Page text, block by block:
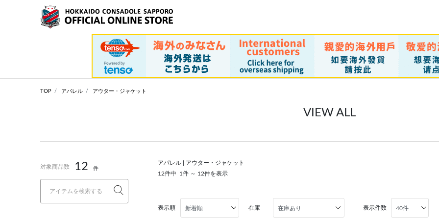
TOP アパレル アウター・ジャケット
VIEW ALL
対象商品数 12 件
アパレル | アウター・ジャケット
12件中
1件 ～ 12件を表示
表示順 在庫 表示件数